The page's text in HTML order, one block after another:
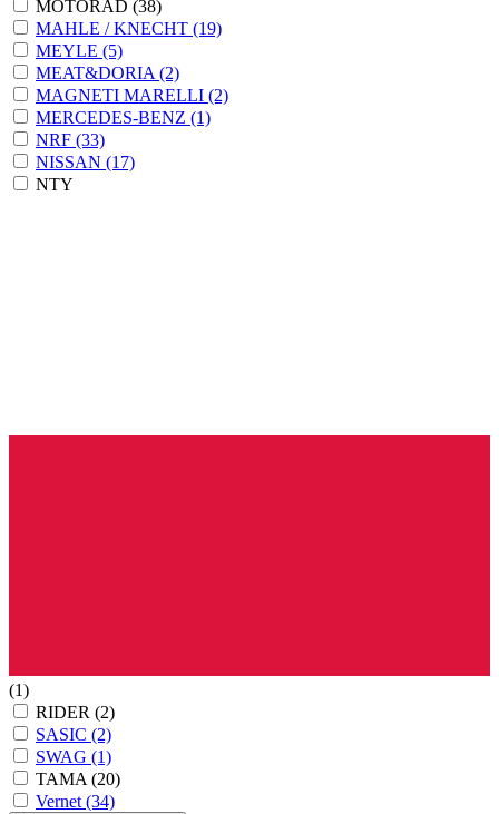
MOTORAD (38)
MAHLE / KNECHT (19)
MEYLE (5)
MEAT&DORIA(2)
MAGNETI MARELLI (2)
MERCEDES-BENZ (1)
NRF (33)
NISSAN (17)
NTY
(1)
RIDER (2)
SASIC (2)
SWAG (1)
TAMA(20)
Vernet(34)